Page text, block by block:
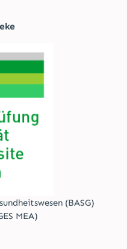
(BASG)
MEA)